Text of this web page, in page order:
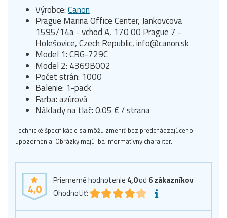
Výrobce:Canon
Prague Marina Office Center, Jankovcova
1595/14a - vchod A, 170 00 Prague 7 -
Holešovice, Czech Republic, info@canon.sk
Model 1: CRG-729C
Model 2: 4369B002
Počet strán: 1000
Balenie: 1-pack
Farba: azúrová
Náklady na tlač: 0.05 € / strana
Technické špecifikácie sa môžu zmeniť bez predchádzajúceho
upozornenia. Obrázky majú iba informatívny charakter.
4,0
Priemerné hodnotenie 4,0od 6zákazníkov
Ohodnotiť: